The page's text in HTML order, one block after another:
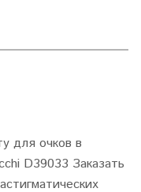
для очков в
D39033 Заказать